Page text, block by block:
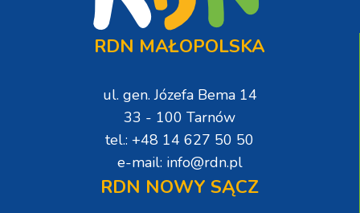
RDN MAŁOPOLSKA
ul. gen. Józefa Bema 14
33 - 100 Tarnów
tel.: +48 14 627 50 50
e-mail: info@rdn.pl
RDN NOWY SĄCZ